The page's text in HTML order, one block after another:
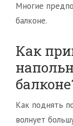
Многие
балконе.
Как
Как поднять
волнует